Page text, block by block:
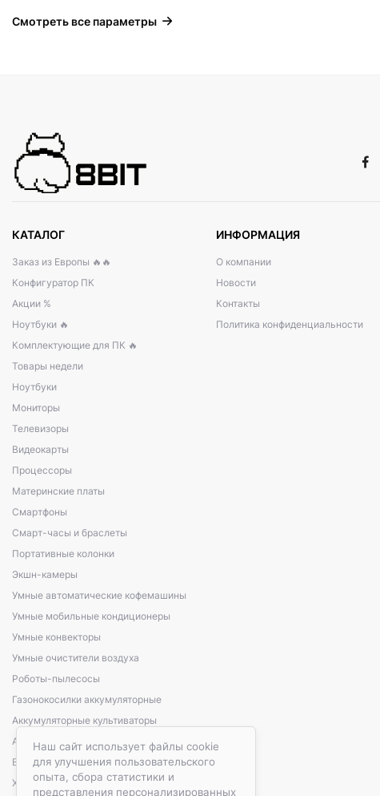
Наш сайт использует файлы cookie
для улучшения пользовательского
опыта, сбора статистики и
представления персонализированных
Смотреть все параметры
КАТАЛОГ
Заказ из Европы 🔥🔥
Конфигуратор ПК
Акции %
Ноутбуки 🔥
Комплектующие для ПК 🔥
Товары недели
Ноутбуки
Мониторы
Телевизоры
Видеокарты
Процессоры
Материнские платы
Смартфоны
Смарт-часы и браслеты
Портативные колонки
Экшн-камеры
Умные автоматические кофемашины
Умные мобильные кондиционеры
Умные конвекторы
Умные очистители воздуха
Роботы-пылесосы
Газонокосилки аккумуляторные
Аккумуляторные культиваторы
Аккумуляторные кусторезы, сучкорезы
Варочные панели электрические
Холодильники автомобильные
ИНФОРМАЦИЯ
О компании
Новости
Контакты
Политика конфиденциальности